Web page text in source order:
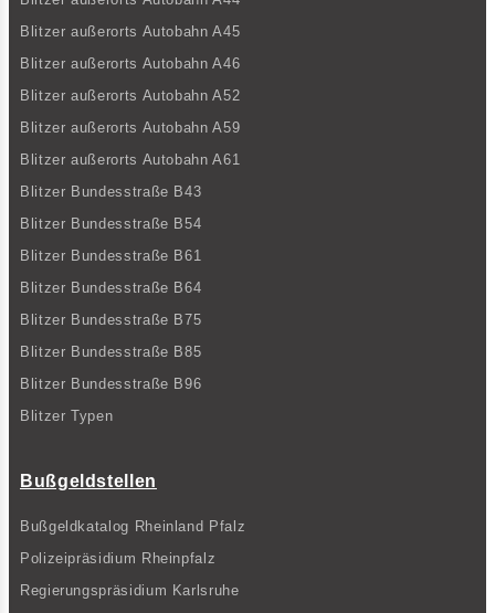
Blitzer außerorts Autobahn A45
Blitzer außerorts Autobahn A46
Blitzer außerorts Autobahn A52
Blitzer außerorts Autobahn A59
Blitzer außerorts Autobahn A61
Blitzer Bundesstraße B43
Blitzer Bundesstraße B54
Blitzer Bundesstraße B61
Blitzer Bundesstraße B64
Blitzer Bundesstraße B75
Blitzer Bundesstraße B85
Blitzer Bundesstraße B96
Blitzer Typen
Bußgeldstellen
Bußgeldkatalog Rheinland Pfalz
Polizeipräsidium Rheinpfalz
Regierungspräsidium Karlsruhe